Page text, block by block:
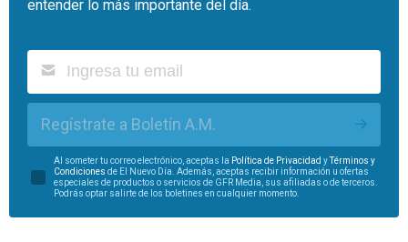
entender lo más importante del día.
Regístrate a Boletín A.M.
Al someter tu correo electrónico, aceptas la Política de Privacidad yTérminos y
Condiciones de El Nuevo Día. Además, aceptas recibir información u ofertas
especiales de productos o servicios de GFR Media, sus afiliadas o de terceros.
Podrás optar salirte de los boletines en cualquier momento.